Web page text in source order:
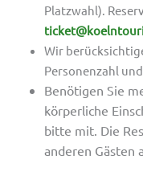
Platzwahl).
Wir
Personenzahl
Benötigen Sie
körperliche
bitte mit. Die
anderen Gästen